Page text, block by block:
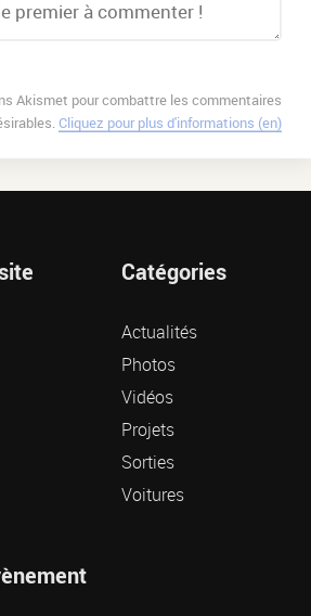
Akismet pour combattre les commentaires
Cliquez pour plus d'informations (en)
Catégories
Actualités
Photos
Vidéos
Projets
Sorties
Voitures